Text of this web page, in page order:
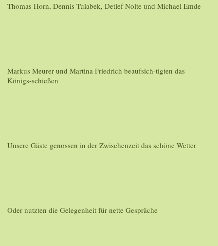
Thomas Horn, Dennis Tulabek, Detlef Nolte und Michael Emde
Markus Meurer und Martina Friedrich beaufsich-tigten das
Königs-schießen
Unsere Gäste genossen in der Zwischenzeit das schöne Wetter
Oder nutzten die Gelegenheit für nette Gespräche